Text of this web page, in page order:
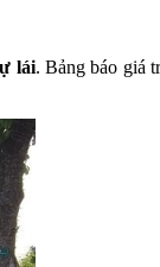
lái. Bảng báo giá